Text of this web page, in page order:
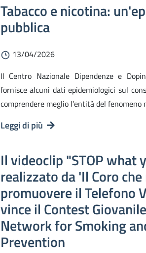
Tabacco e nicotina:
pubblica
13/04/2026
Il Centro Nazionale Dipendenze e
fornisce alcuni dati epidemiologici sul
comprendere meglio l’entità del fenomeno
Leggi di più
Il videoclip "STOP what
realizzato da 'Il Coro
promuovere il Telefono
vince il Contest
Network for Smoking
Prevention